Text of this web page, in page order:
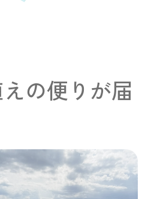
社案内
品案内
の便りが届